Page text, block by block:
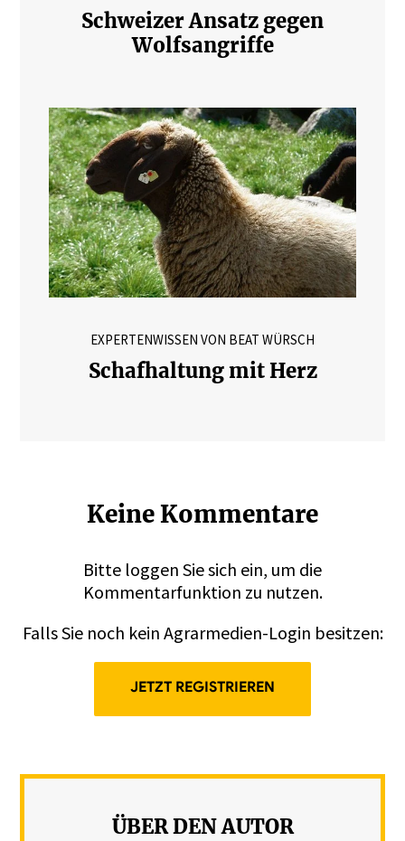
Schweizer Ansatz gegen
Wolfsangriffe
EXPERTENWISSEN VON BEAT WÜRSCH
Schafhaltung mit Herz
Keine Kommentare
Bitte loggen Sie sich ein, um die
Kommentarfunktion zu nutzen.
Falls Sie noch kein Agrarmedien-Login besitzen:
JETZT REGISTRIEREN
ÜBER DEN AUTOR